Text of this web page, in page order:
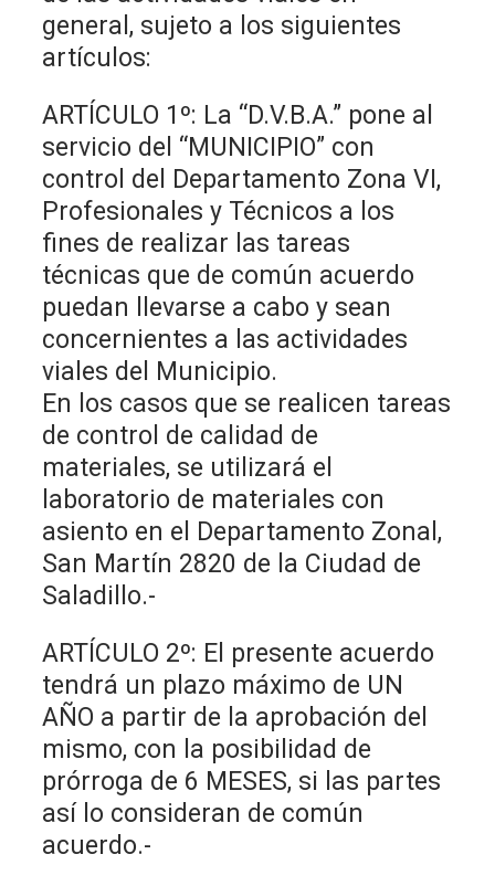
general, sujeto a los siguientes
artículos:
ARTÍCULO 1º: La “D.V.B.A.” pone al
servicio del “MUNICIPIO” con
control del Departamento Zona VI,
Profesionales y Técnicos a los
fines de realizar las tareas
técnicas que de común acuerdo
puedan llevarse a cabo y sean
concernientes a las actividades
viales del Municipio.
En los casos que se realicen tareas
de control de calidad de
materiales, se utilizará el
laboratorio de materiales con
asiento en el Departamento Zonal,
San Martín 2820 de la Ciudad de
Saladillo.-
ARTÍCULO 2º: El presente acuerdo
tendrá un plazo máximo de UN
AÑO a partir de la aprobación del
mismo, con la posibilidad de
prórroga de 6 MESES, si las partes
así lo consideran de común
acuerdo.-